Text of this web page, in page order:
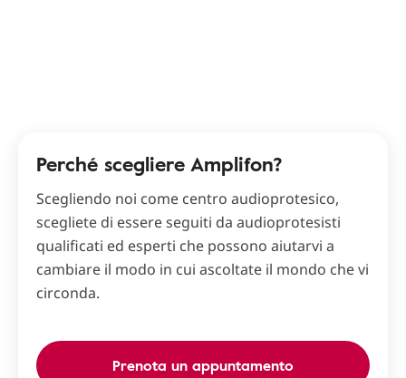
Perché scegliere Amplifon?
Scegliendo noi come centro audioprotesico,
scegliete di essere seguiti da audioprotesisti
qualificati ed esperti che possono aiutarvi a
cambiare il modo in cui ascoltate il mondo che vi
circonda.
Prenota un appuntamento